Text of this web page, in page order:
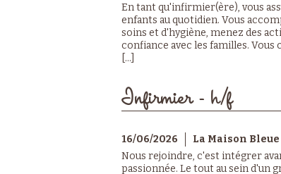
En tant qu'infirmier(ère), vous
enfants au quotidien. Vous
soins et d'hygiène, menez des
confiance avec les familles.
[...]
Infirmier - h/f
16/06/2026 La Maison Bleue
Nous rejoindre, c'est intégrer
passionnée. Le tout au sein d'un